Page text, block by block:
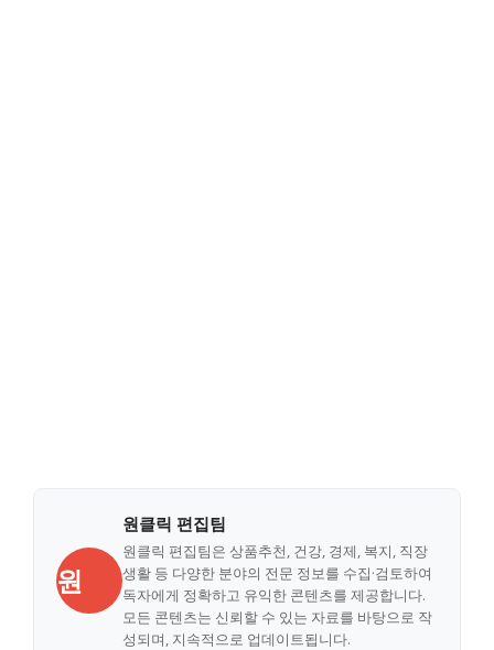
원
원클릭 편집팀
원클릭 편집팀은 상품추천, 건강, 경제, 복지, 직장
생활 등 다양한 분야의 전문 정보를 수집·검토하여
독자에게 정확하고 유익한 콘텐츠를 제공합니다.
모든 콘텐츠는 신뢰할 수 있는 자료를 바탕으로 작
성되며, 지속적으로 업데이트됩니다.